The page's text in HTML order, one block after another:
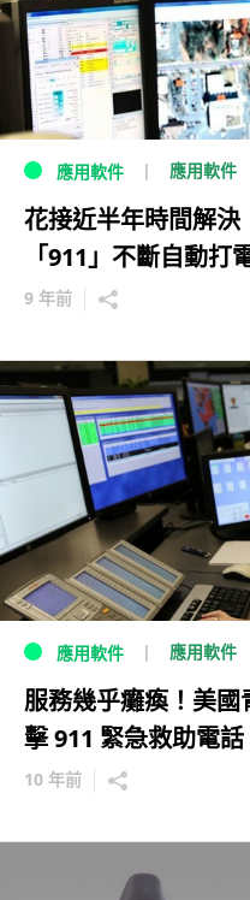
應用軟件 應用軟件
花接近半年時間解
「911」不斷自動打
9 年前
應用軟件 應用軟件
服務幾乎癱瘓！美
擊 911 緊急救助電話
10 年前